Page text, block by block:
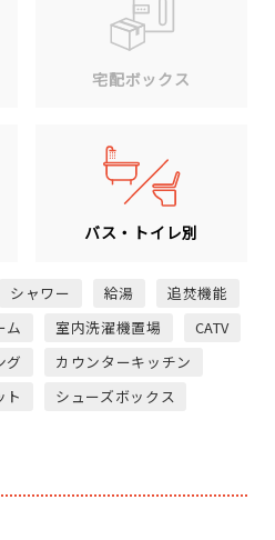
宅配ボックス
バス・トイレ別
シャワー 給湯
追焚機能
ム 室内洗濯機置場
CATV
グ
カウンターキッチン
ト シューズボックス